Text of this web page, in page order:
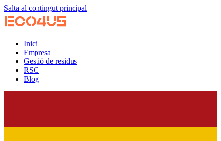
Salta al contingut principal
Inici
Empresa
Gestió de residus
RSC
Blog